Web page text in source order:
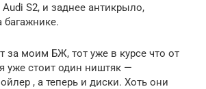
S2, и заднее антикрыло,
багажнике.
за моим БЖ, тот уже в курсе что от
уже стоит один ништяк —
, а теперь и диски. Хоть они